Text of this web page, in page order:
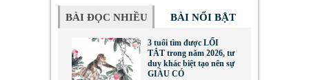
BÀI ĐỌC NHIỀU BÀI NỔI BẬT
3 tuổi tìm được LỐI
TẮT trong năm 2026, tư
duy khác biệt tạo nên sự
GIÀU CÓ